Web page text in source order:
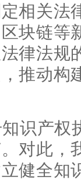
相关法
块链等
律法规
推动构
识产权
对此，
健全知